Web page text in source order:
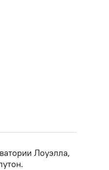
Лоуэлла,